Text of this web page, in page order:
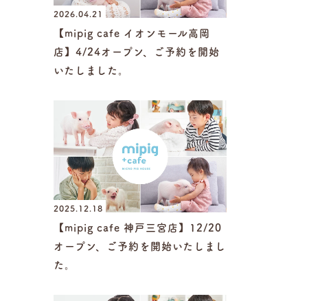
2026.04.21
【mipig cafe イオンモール高岡
店】4/24オープン、ご予約を開始
いたしました。
2025.12.18
【mipig cafe 神戸三宮店】12/20
オープン、ご予約を開始いたしまし
た。